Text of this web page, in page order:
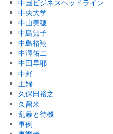
中国ビジネスヘッドライン
中央大学
中山美穂
中島知子
中島裕翔
中澤佑二
中田早耶
中野
主婦
久保田裕之
久留米
乱暴と待機
事例